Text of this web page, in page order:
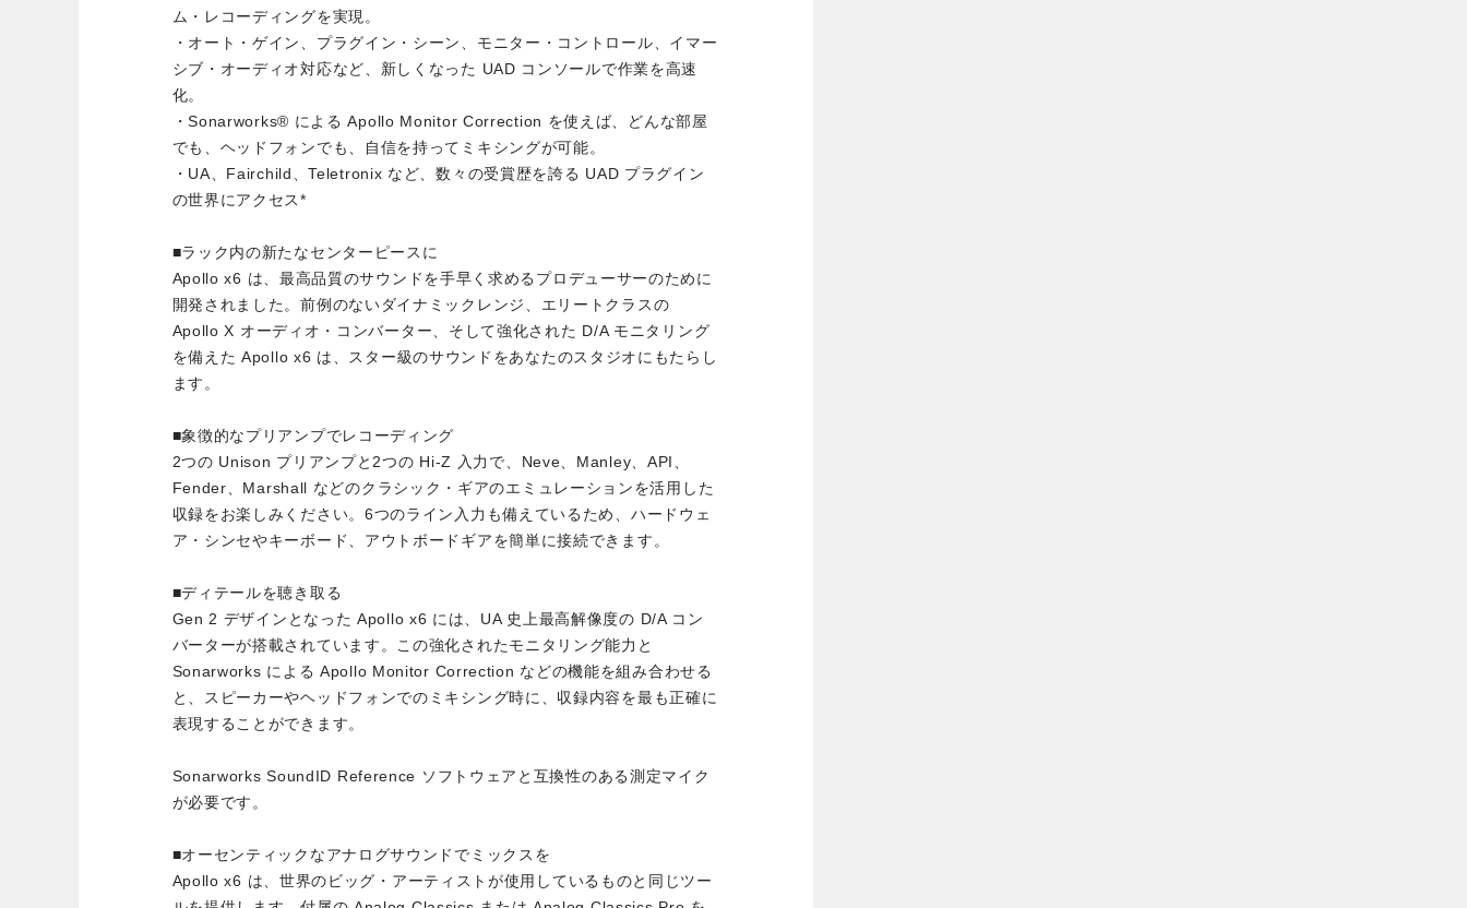
ム・レコーディングを実現。
・オート・ゲイン、プラグイン・シーン、モニター・コントロール、イマー
シブ・オーディオ対応など、新しくなった UAD コンソールで作業を高速
化。
・Sonarworks® による Apollo Monitor Correction を使えば、どんな部屋
でも、ヘッドフォンでも、自信を持ってミキシングが可能。
・UA、Fairchild、Teletronix など、数々の受賞歴を誇る UAD プラグイン
の世界にアクセス*
■ラック内の新たなセンターピースに
Apollo x6 は、最高品質のサウンドを手早く求めるプロデューサーのために
開発されました。前例のないダイナミックレンジ、エリートクラスの
Apollo X オーディオ・コンバーター、そして強化された D/A モニタリング
を備えた Apollo x6 は、スター級のサウンドをあなたのスタジオにもたらし
ます。
■象徴的なプリアンプでレコーディング
2つの Unison プリアンプと2つの Hi-Z 入力で、Neve、Manley、API、
Fender、Marshall などのクラシック・ギアのエミュレーションを活用した
収録をお楽しみください。6つのライン入力も備えているため、ハードウェ
ア・シンセやキーボード、アウトボードギアを簡単に接続できます。
■ディテールを聴き取る
Gen 2 デザインとなった Apollo x6 には、UA 史上最高解像度の D/A コン
バーターが搭載されています。この強化されたモニタリング能力と
Sonarworks による Apollo Monitor Correction などの機能を組み合わせる
と、スピーカーやヘッドフォンでのミキシング時に、収録内容を最も正確に
表現することができます。
Sonarworks SoundID Reference ソフトウェアと互換性のある測定マイク
が必要です。
■オーセンティックなアナログサウンドでミックスを
Apollo x6 は、世界のビッグ・アーティストが使用しているものと同じツー